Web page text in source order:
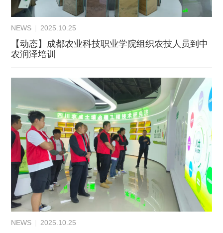
NEWS 2025.10.25
【动态】成都农业科技职业学院组织农技人员到中
农润泽培训
NEWS 2025.10.25